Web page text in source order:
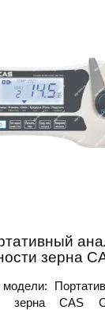
зерна
зерна CAS